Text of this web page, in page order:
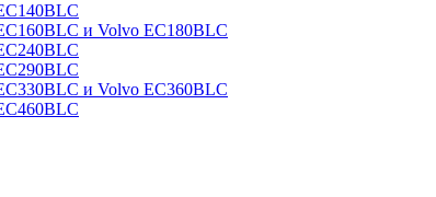
и Volvo EC180BLC
и Volvo EC360BLC